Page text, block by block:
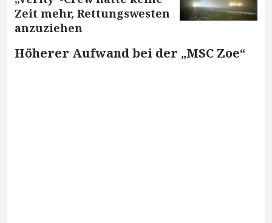
Zeit mehr, Rettungswesten
anzuziehen
Höherer Aufwand bei der „MSC Zoe“